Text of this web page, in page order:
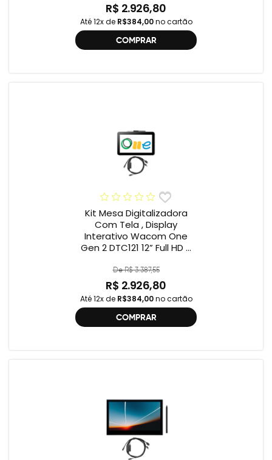
R$ 2.926,80
Até 12x de R$384,00no cartão
COMPRAR
Kit Mesa Digitalizadora
Com Tela , Display
Interativo Wacom One
Gen 2 DTC121 12” Full HD +
geração , DTC121 ,
DTH134W,
De R$ 3.387,55
R$ 2.926,80
Até 12x de R$384,00no cartão
COMPRAR